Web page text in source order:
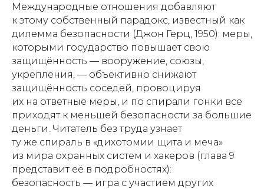
Международные отношения добавляют
к этому собственный парадокс, известный как
дилемма безопасности (Джон Герц, 1950): меры,
которыми государство повышает свою
защищённость — вооружение, союзы,
укрепления, — объективно снижают
защищённость соседей, провоцируя
их на ответные меры, и по спирали гонки все
приходят к меньшей безопасности за большие
деньги. Читатель без труда узнает
ту же спираль в «дихотомии щита и меча»
из мира охранных систем и хакеров (глава 9
представит её в подробностях):
безопасность — игра с участием других